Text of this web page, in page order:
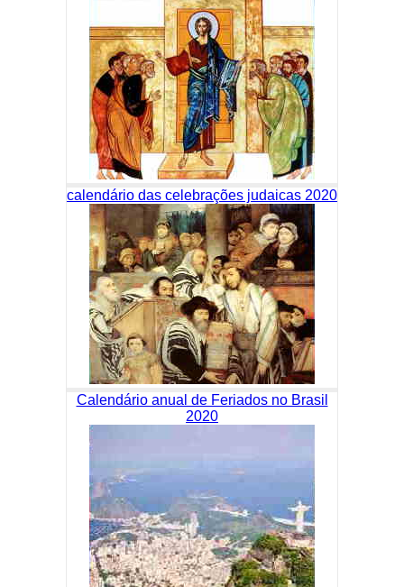
calendário das celebrações judaicas 2020
Calendário anual de Feriados no Brasil
2020